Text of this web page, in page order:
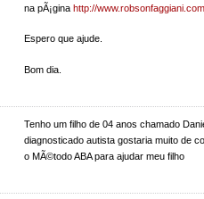
na pÃ¡gina http://
Espero que ajude.
Bom dia.
Tenho um filho de 04 anos chamado
diagnosticado autista gostaria muito de
o MÃ©todo ABA para ajudar meu filho